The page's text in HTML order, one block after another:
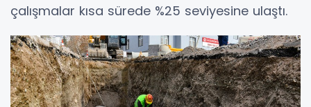
çalışmalar kısa sürede %25 seviyesine ulaştı.